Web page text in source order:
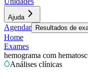
Ajuda
Agendar Resultados de
Home
Exames
hemograma com
Análises clínicas